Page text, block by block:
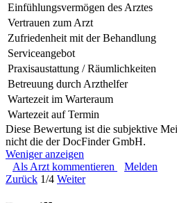
Einfühlungsvermögen des Arztes
Vertrauen zum Arzt
Zufriedenheit mit der Behandlung
Serviceangebot
Praxisaustattung / Räumlichkeiten
Betreuung durch Arzthelfer
Wartezeit im Warteraum
Wartezeit auf Termin
Diese Bewertung ist die subjektive
nicht die der DocFinder GmbH.
Weniger anzeigen
Als Arzt kommentieren
Melden
Zurück 1/4 Weiter